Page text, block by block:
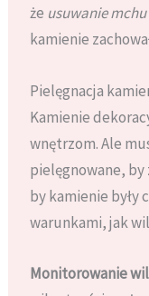
że usuwanie
kamienie
Pielęgnacja
Kamienie
wnętrzom. Ale
pielęgnowane, by
by kamienie były
warunkami, jak
Monitorowanie